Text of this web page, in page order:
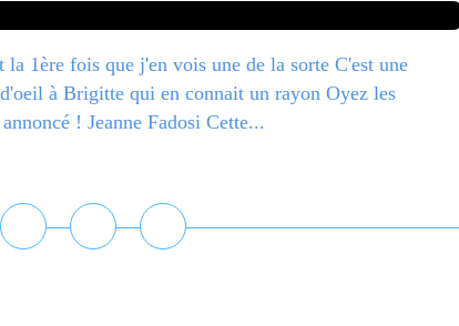
1ère fois que j'en vois une de la sorte C'est une
à Brigitte qui en connait un rayon Oyez les
! Jeanne Fadosi Cette...